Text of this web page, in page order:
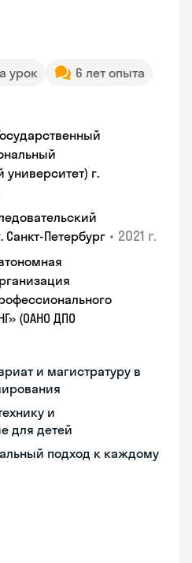
урок
6 лет опыта
университет) г.
Санкт-Петербург • 2021 г.
(ОАНО ДПО
и магистратуру в
и
для детей
подход к каждому